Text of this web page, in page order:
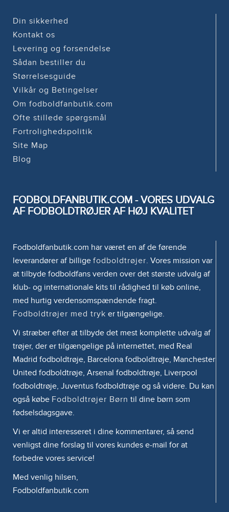
Din sikkerhed
Kontakt os
Levering og forsendelse
Sådan bestiller du
Størrelsesguide
Vilkår og Betingelser
Om fodboldfanbutik.com
Ofte stillede spørgsmål
Fortrolighedspolitik
Site Map
Blog
FODBOLDFANBUTIK.COM - VORES UDVALG
AF FODBOLDTRØJER AF HØJ KVALITET
Fodboldfanbutik.com har været en af de førende
leverandører af billige fodboldtrøjer. Vores mission var
at tilbyde fodboldfans verden over det største udvalg af
klub- og internationale kits til rådighed til køb online,
med hurtig verdensomspændende fragt.
Fodboldtrøjer med tryk er tilgængelige.
Vi stræber efter at tilbyde det mest komplette udvalg af
trøjer, der er tilgængelige på internettet, med Real
Madrid fodboldtrøje, Barcelona fodboldtrøje, Manchester
United fodboldtrøje, Arsenal fodboldtrøje, Liverpool
fodboldtrøje, Juventus fodboldtrøje og så videre. Du kan
også købe Fodboldtrøjer Børn til dine børn som
fødselsdagsgave.
Vi er altid interesseret i dine kommentarer, så send
venligst dine forslag til vores kundes e-mail for at
forbedre vores service!
Med venlig hilsen,
Fodboldfanbutik.com